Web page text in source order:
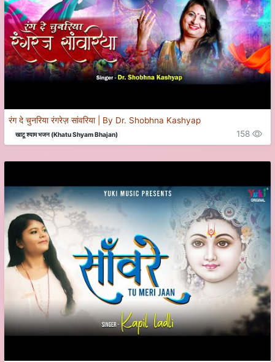
रंग दे चुनरिया रंगरेज़ सांवरिया | By Dr. Shobhna Kashyap
खाटू श्याम भजन (Khatu Shyam Bhajan) 158